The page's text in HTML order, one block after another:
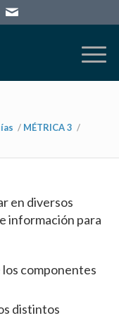
/ MÉTRICA 3 /
en diversos
información para
componentes
distintos